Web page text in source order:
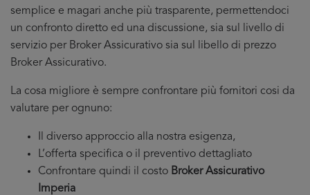
semplice e magari anche più trasparente, permettendoci
un confronto diretto ed una discussione, sia sul livello di
servizio per Broker Assicurativo sia sul libello di prezzo
Broker Assicurativo.
La cosa migliore è sempre confrontare più fornitori cosi da
valutare per ognuno:
Il diverso approccio alla nostra esigenza,
L’offerta specifica o il preventivo dettagliato
Confrontare quindi il costo Broker Assicurativo
Imperia